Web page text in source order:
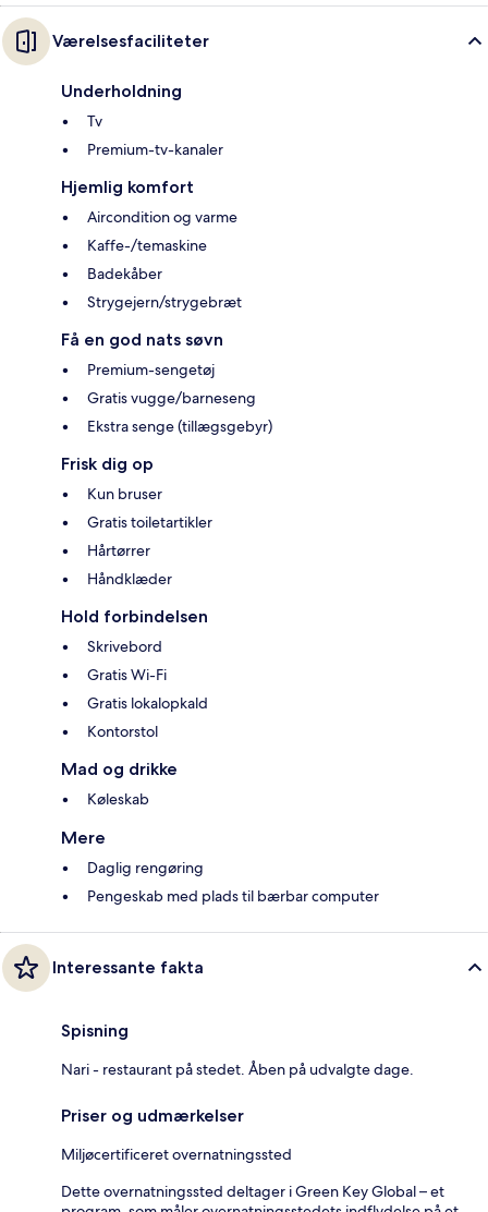
Værelsesfaciliteter
Underholdning
Tv
Premium-tv-kanaler
Hjemlig komfort
Aircondition og varme
Kaffe-/temaskine
Badekåber
Strygejern/strygebræt
Få en god nats søvn
Premium-sengetøj
Gratis vugge/barneseng
Ekstra senge (tillægsgebyr)
Frisk dig op
Kun bruser
Gratis toiletartikler
Hårtørrer
Håndklæder
Hold forbindelsen
Skrivebord
Gratis Wi-Fi
Gratis lokalopkald
Kontorstol
Mad og drikke
Køleskab
Mere
Daglig rengøring
Pengeskab med plads til bærbar computer
Interessante fakta
Spisning
Nari - restaurant på stedet. Åben på udvalgte dage.
Priser og udmærkelser
Miljøcertificeret overnatningssted
Dette overnatningssted deltager i Green Key Global – et